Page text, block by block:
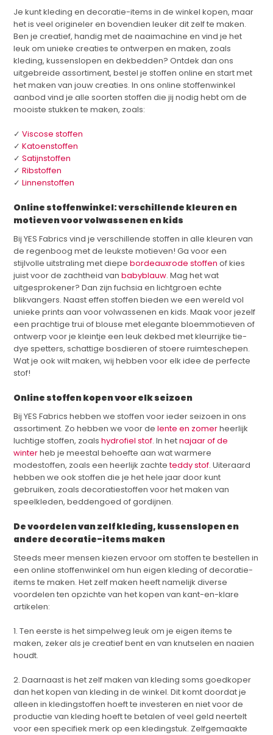
Je kunt kleding en decoratie-items in de winkel kopen, maar
het is veel origineler en bovendien leuker dit zelf te maken.
Ben je creatief, handig met de naaimachine en vind je het
leuk om unieke creaties te ontwerpen en maken, zoals
kleding, kussenslopen en dekbedden? Ontdek dan ons
uitgebreide assortiment, bestel je stoffen online en start met
het maken van jouw creaties. In ons online stoffenwinkel
aanbod vind je alle soorten stoffen die jij nodig hebt om de
mooiste stukken te maken, zoals:
✓Viscose stoffen
✓Katoenstoffen
✓Satijnstoffen
✓Ribstoffen
✓Linnenstoffen
Online stoffenwinkel: verschillende kleuren en
motieven voor volwassenen en kids
Bij YES Fabrics vind je verschillende stoffen in alle kleuren van
de regenboog met de leukste motieven! Ga voor een
stijlvolle uitstraling met diepebordeauxrode stoffen of kies
juist voor de zachtheid vanbabyblauw. Mag het wat
uitgesprokener? Dan zijn fuchsia en lichtgroen echte
blikvangers. Naast effen stoffen bieden we een wereld vol
unieke prints aan voor volwassenen en kids. Maak voor jezelf
een prachtige trui of blouse met elegante bloemmotieven of
ontwerp voor je kleintje een leuk dekbed met kleurrijke tie-
dye spetters, schattige bosdieren of stoere ruimteschepen.
Wat je ook wilt maken, wij hebben voor elk idee de perfecte
stof!
Online stoffen kopen voor elk seizoen
Bij YES Fabrics hebben we stoffen voor ieder seizoen in ons
assortiment. Zo hebben we voor delente en zomerheerlijk
luchtige stoffen, zoalshydrofiel stof. In hetnajaar of de
winterheb je meestal behoefte aan wat warmere
modestoffen, zoals een heerlijk zachteteddy stof. Uiteraard
hebben we ook stoffen die je het hele jaar door kunt
gebruiken, zoals decoratiestoffen voor het maken van
speelkleden, beddengoed of gordijnen.
De voordelen van zelf kleding, kussenslopen en
andere decoratie-items maken
Steeds meer mensen kiezen ervoor om stoffen te bestellen in
een online stoffenwinkel om hun eigen kleding of decoratie-
items te maken. Het zelf maken heeft namelijk diverse
voordelen ten opzichte van het kopen van kant-en-klare
artikelen:
1. Ten eerste is het simpelweg leuk om je eigen items te
maken, zeker als je creatief bent en van knutselen en naaien
houdt.
2. Daarnaast is het zelf maken van kleding soms goedkoper
dan het kopen van kleding in de winkel. Dit komt doordat je
alleen in kledingstoffen hoeft te investeren en niet voor de
productie van kleding hoeft te betalen of veel geld neertelt
voor een specifiek merk op een kledingstuk. Zelfgemaakte